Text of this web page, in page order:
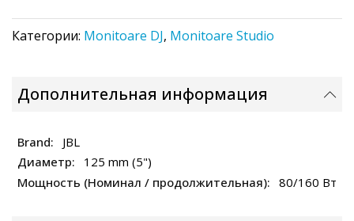
Категории: Monitoare DJ, Monitoare Studio
Дополнительная информация
JBL
125 mm (5")
80/160 Вт